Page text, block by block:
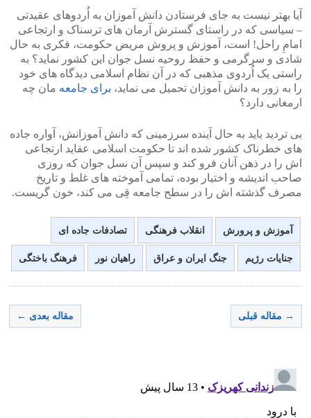
آیا بهتر نیست به جای فرستادن دانش آموزان به اُردوهای عقیدتی
– سیاسی که در راستای گسترش آرمان های ترسناک و ارتجاعی
امامِ راحل! است، آموزش و پروش مریض حکومت، فکری به حال
شادی و سرگرمی و حفظ روحیه نسل جوان این کشور نماید؟ به
راستی یک اُردوی مذهبی که در آن نظام اسلامی دیدگاه های خود
را به زور به دانش آموزان تحمیل می نماید، برای جامعه مان چه
ارمغانی دارد؟
بی تردید باید به حال آینده سرزمینی که دانش آموزانش، آواره جاده
های خطرناک کشور شده اند تا حکومت اسلامی عقاید ارتجاعی
اش را در ذهن آنان فرو کند و سپس آن نسل جوان که روزی
صاحب اندیشه و اختیار بوده، تمامی آموخته های غلط و تاریخ
مصرف گذشته اش را در سطح جامعه قِی می کند، خون گریست.
آموزش و پرورش انقلاب فرهنگی تصادفات جاده ای
جنایات رژیم جنگ ایران و عراق راهیان نور فرهنگ باختگی
→ مقاله قبلی مقاله بعدی ←